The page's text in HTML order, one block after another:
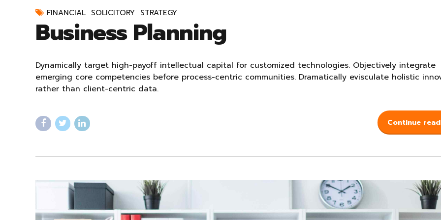
FINANCIAL SOLICITORY STRATEGY
Business Planning
Dynamically target high-payoff intellectual capital for customized technologies. Objectively integrate
emerging core competencies before process-centric communities. Dramatically evisculate holistic
rather than client-centric data.
Continue